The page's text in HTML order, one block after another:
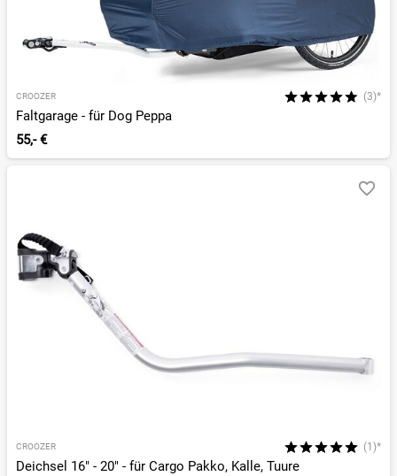
CROOZER (3)*
Faltgarage - für Dog Peppa
55,- €
CROOZER (1)*
Deichsel 16" - 20" - für Cargo Pakko, Kalle, Tuure